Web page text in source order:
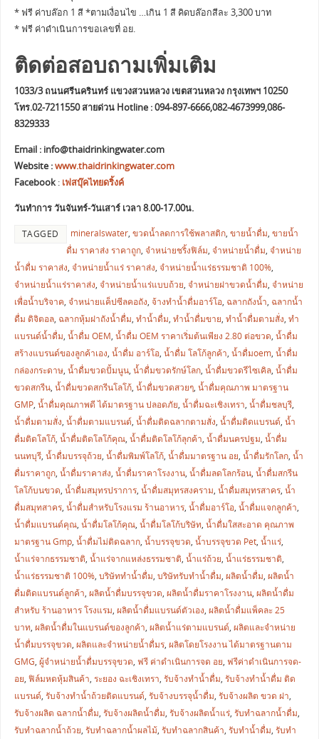
* ฟรี ค่าบล๊อก 1 สี *ตามเงื่อนไข …เกิน 1 สี คิดบล๊อกสีละ 3,300 บาท
* ฟรี ค่าดำเนินการขอเลขที่ อย.
ติดต่อสอบถามเพิ่มเติม
1033/3 ถนนศรีนครินทร์ แขวงสวนหลวง เขตสวนหลวง กรุงเทพฯ 10250
โทร.02-7211550 สายด่วน Hotline : 094-897-6666,082-4673999,086-
8329333
Email : info@thaidrinkingwater.com
Website :www.thaidrinkingwater.com
Facebook: เฟสบุ๊คไทยดริ้งค์
วันทำการ วันจันทร์-วันเสาร์ เวลา 8.00-17.00น.
TAGGED mineralswater, ขวดน้ำลดการใช้พลาสติก, ขายน้ำดื่ม, ขายน้ำ
ดื่ม ราคาส่ง ราคาถูก, จำหน่ายชริ้งฟิล์ม, จำหน่ายน้ำดื่ม, จำหน่าย
น้ำดื่ม ราคาส่ง, จำหน่ายน้ำแร่ ราคาส่ง, จำหน่ายน้ำแร่ธรรมชาติ 100%,
จำหน่ายน้ำแร่ราคาส่ง, จำหน่ายน้ำแร่แบบถ้วย, จำหน่ายฝาขวดน้ำดื่ม, จำหน่าย
เพื่อน้ำบริจาค, จำหน่ายแค็ปซีลคอถัง, จ้างทำน้ำดื่มอาร์โอ, ฉลากถังน้ำ, ฉลากน้ำ
ดื่ม ดิจิตอล, ฉลากหุ้มฝาถังน้ำดื่ม, ทำน้ำดื่ม, ทำน้ำดื่มขาย, ทำน้ำดื่มตามสั่ง, ทำ
แบรนด์น้ำดื่ม, น้ำดื่ม OEM, น้ำดื่ม OEM ราคาเริ่มต้นเพียง 2.80 ต่อขวด, น้ำดื่ม
สร้างแบรนด์ของลูกค้าเอง, น้ำดื่ม อาร์โอ, น้ำดื่ม โลโก้ลูกค้า, น้ำดื่มoem, น้ำดื่ม
กล่องกระดาษ, น้ำดื่มขวดปั้มนูน, น้ำดื่มขวดรักษ์โลก, น้ำดื่มขวดรีไซเคิล, น้ำดื่ม
ขวดสกรีน, น้ำดื่มขวดสกรีนโลโก้, น้ำดื่มขวดสวยๆ, น้ำดื่มคุณภาพ มาตรฐาน
GMP, น้ำดื่มคุณภาพดี ได้มาตรฐาน ปลอดภัย, น้ำดื่มฉะเชิงเทรา, น้ำดื่มชลบุรี,
น้ำดื่มตามสั่ง, น้ำดื่มตามแบรนด์, น้ำดื่มติดฉลากตามสั่ง, น้ำดื่มติดแบรนด์, น้ำ
ดื่มติดโลโก้, น้ำดื่มติดโลโก้คุณ, น้ำดื่มติดโลโก้ลุกค้า, น้ำดื่มนครปฐม, น้ำดื่ม
นนทบุรี, น้ำดื่มบรรจุถ้วย, น้ำดื่มพิมพ์โลโก้, น้ำดื่มมาตรฐาน อย, น้ำดื่มรักโลก, น้ำ
ดื่มราคาถูก, น้ำดื่มราคาส่ง, น้ำดื่มราคาโรงงาน, น้ำดื่มลดโลกร้อน, น้ำดื่มสกรีน
โลโก้บนขวด, น้ำดื่มสมุทรปราการ, น้ำดื่มสมุทรสงคราม, น้ำดื่มสมุทรสาคร, น้ำ
ดื่มสมุทสาคร, น้ำดื่มสำหรับโรงแรม ร้านอาหาร, น้ำดื่มอาร์โอ, น้ำดื่มแจกลูกค้า,
น้ำดื่มแบรนด์คุณ, น้ำดื่มโลโก้คุณ, น้ำดื่มโลโก้บริษัท, น้ำดื่มใสสะอาด คุณภาพ
มาตรฐาน Gmp, น้ำดื่มไม่ติดฉลาก, น้ำบรรจุขวด, น้ำบรรจุขวด Pet, น้ำแร่,
น้ำแร่จากธรรมชาติ, น้ำแร่จากแหล่งธรรมชาติ, น้ำแร่ถ้วย, น้ำแร่ธรรมชาติ,
น้ำแร่ธรรมชาติ 100%, บริษัททำน้ำดื่ม, บริษัทรับทำน้ำดื่ม, ผลิตน้ำดื่ม, ผลิตน้ำ
ดื่มติดแบรนด์ลูกค้า, ผลิตน้ำดื่มบรรจุขวด, ผลิตน้ำดื่มราคาโรงงาน, ผลิตน้ำดื่ม
สำหรับ ร้านอาหาร โรงแรม, ผลิตน้ำดื่มแบรนด์ตัวเอง, ผลิตน้ำดื่มแพ็คละ 25
บาท, ผลิตน้ำดื่มในแบรนด์ของลูกค้า, ผลิตน้ำแร่ตามแบรนด์, ผลิตและจำหน่าย
น้ำดื่มบรรจุขวด, ผลิตและจำหน่ายน้ำดื่มร, ผลิตโดยโรงงาน ได้มาตรฐานตาม
GMG, ผู้จำหน่ายน้ำดื่มบรรจุขวด, ฟรี ค่าดำเนินการจด อย, ฟรีค่าดำเนินการจด-
อย, ฟิล์มหดหุ้มสินค้า, ระยอง ฉะเชิงเทรา, รับจ้างทำน้ำดื่ม, รับจ้างทำน้ำดื่ม ติด
แบรนด์, รับจ้างทำน้ำถ้วยติดแบรนด์, รับจ้างบรรจุน้ำดื่ม, รับจ้างผลิต ขวด ฝา,
รับจ้างผลิต ฉลากน้ำดื่ม, รับจ้างผลิตน้ำดื่ม, รับจ้างผลิตน้ำแร่, รับทำฉลากน้ำดื่ม,
รับทำฉลากน้ำถ้วย, รับทำฉลากน้ำผลไม้, รับทำฉลากสินค้า, รับทำน้ำดื่ม, รับทำ